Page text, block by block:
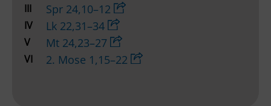
III Spr 24,10–12
IV Lk 22,31–34
V Mt 24,23–27
VI 2. Mose 1,15–22